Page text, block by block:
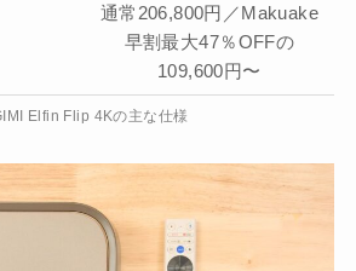
通常206,800円／Makuake
早割最大47％OFFの
109,600円〜
Elfin Flip 4Kの主な仕様